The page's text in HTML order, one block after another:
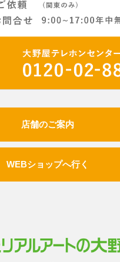
店舗のご案内
WEBショップへ行く